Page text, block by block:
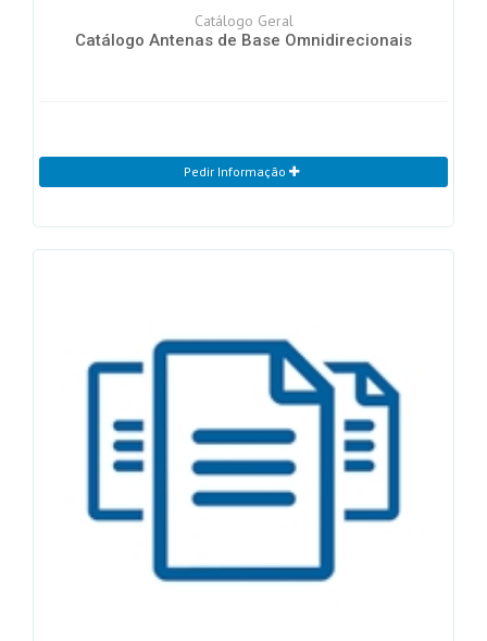
Catálogo Geral
Catálogo Antenas de Base Omnidirecionais
Pedir Informação